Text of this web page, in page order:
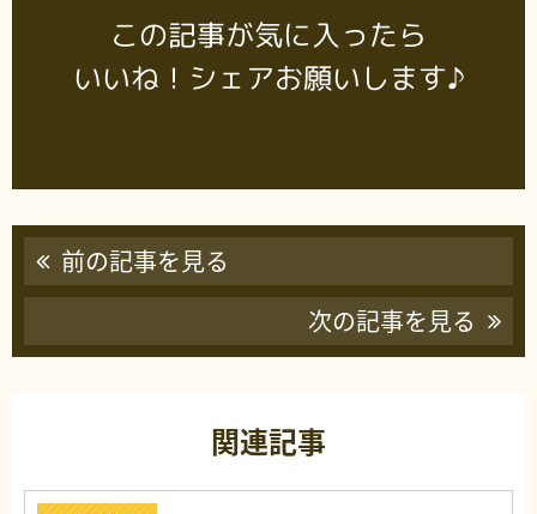
この記事が気に入ったら
いいね！シェアお願いします♪
前の記事を見る
次の記事を見る
関連記事